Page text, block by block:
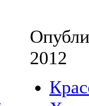
2012